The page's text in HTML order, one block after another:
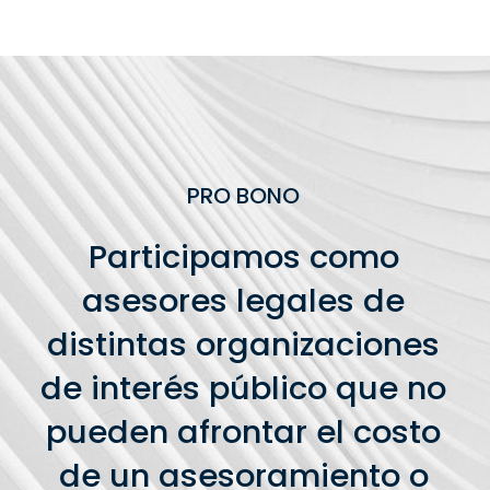
PRO BONO
Participamos como
asesores legales de
distintas organizaciones
de interés público que no
pueden afrontar el costo
de un asesoramiento o